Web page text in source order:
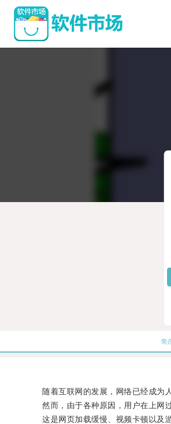
简
随着互联网的发展，网络已经成为人
然而，由于各种原因，用户在上网过
这是网页加载缓慢、视频卡顿以及游